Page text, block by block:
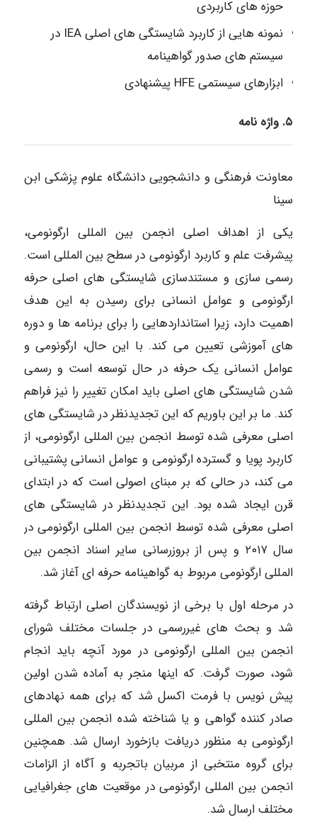
حوزه های کاربردی
نمونه هایی از کاربرد شایستگی های اصلی IEA در
سیستم های صدور گواهینامه
ابزارهای سیستمی HFE پیشنهادی
۵. واژه نامه
معاونت فرهنگی و دانشجویی دانشگاه علوم پزشکی ابن
سینا
یکی از اهداف اصلی انجمن بین المللی ارگونومی،
پیشرفت علم و کاربرد ارگونومی در سطح بین المللی است.
رسمی سازی و مستندسازی شایستگی های اصلی حرفه
ارگونومی و عوامل انسانی برای رسیدن به این هدف
اهمیت دارد، زیرا استانداردهایی را برای برنامه ها و دوره
های آموزشی تعیین می کند. با این حال، ارگونومی و
عوامل انسانی یک حرفه در حال توسعه است و رسمی
شدن شایستگی های اصلی باید امکان تغییر را نیز فراهم
کند. ما بر این باوریم که این تجدیدنظر در شایستگی های
اصلی معرفی شده توسط انجمن بین المللی ارگونومی، از
کاربرد پویا و گسترده ارگونومی و عوامل انسانی پشتیبانی
می کند، در حالی که بر مبنای اصولی است که در ابتدای
قرن ایجاد شده بود. این تجدیدنظر در شایستگی های
اصلی معرفی شده توسط انجمن بین المللی ارگونومی در
سال ۲۰۱۷ و پس از بروزرسانی سایر اسناد انجمن بین
المللی ارگونومی مربوط به گواهینامه حرفه ای آغاز شد.
در مرحله اول با برخی از نویسندگان اصلی ارتباط گرفته
شد و بحث های غیررسمی در جلسات مختلف شورای
انجمن بین المللی ارگونومی در مورد آنچه باید انجام
شود، صورت گرفت. که اینها منجر به آماده شدن اولین
پیش نویس با فرمت اکسل شد که برای همه نهادهای
صادر کننده گواهی و یا شناخته شده انجمن بین المللی
ارگونومی به منظور دریافت بازخورد ارسال شد. همچنین
برای گروه منتخبی از مربیان باتجربه و آگاه از الزامات
انجمن بین المللی ارگونومی در موقعیت های جغرافیایی
مختلف ارسال شد.